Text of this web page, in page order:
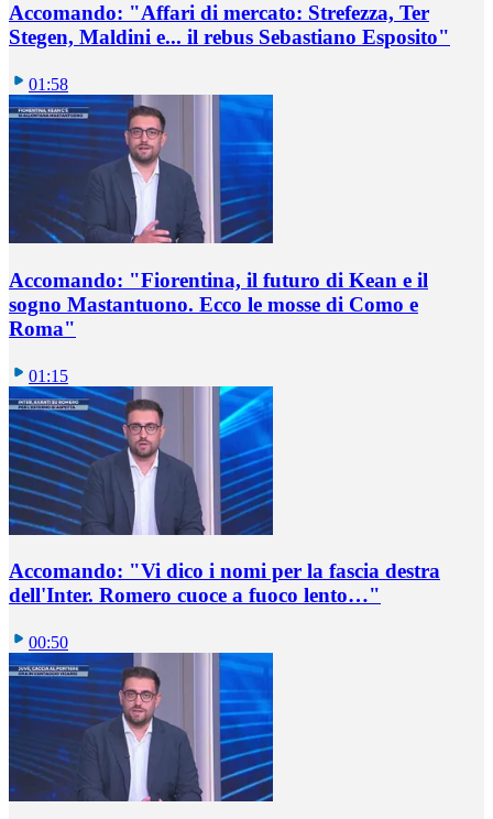
Accomando: "Affari di mercato: Strefezza, Ter
Stegen, Maldini e... il rebus Sebastiano Esposito"
01:58
Accomando: "Fiorentina, il futuro di Kean e il
sogno Mastantuono. Ecco le mosse di Como e
Roma"
01:15
Accomando: "Vi dico i nomi per la fascia destra
dell'Inter. Romero cuoce a fuoco lento…"
00:50